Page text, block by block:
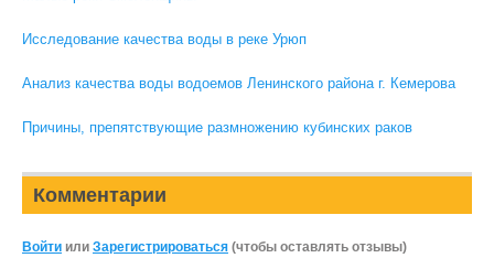
Исследование качества воды в реке Урюп
Анализ качества воды водоемов Ленинского района г. Кемерова
Причины, препятствующие размножению кубинских раков
Комментарии
Войти или Зарегистрироваться (чтобы оставлять отзывы)